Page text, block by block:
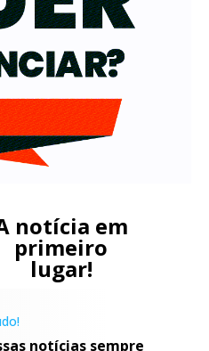
notícia em
primeiro
lugar!
notícias sempre